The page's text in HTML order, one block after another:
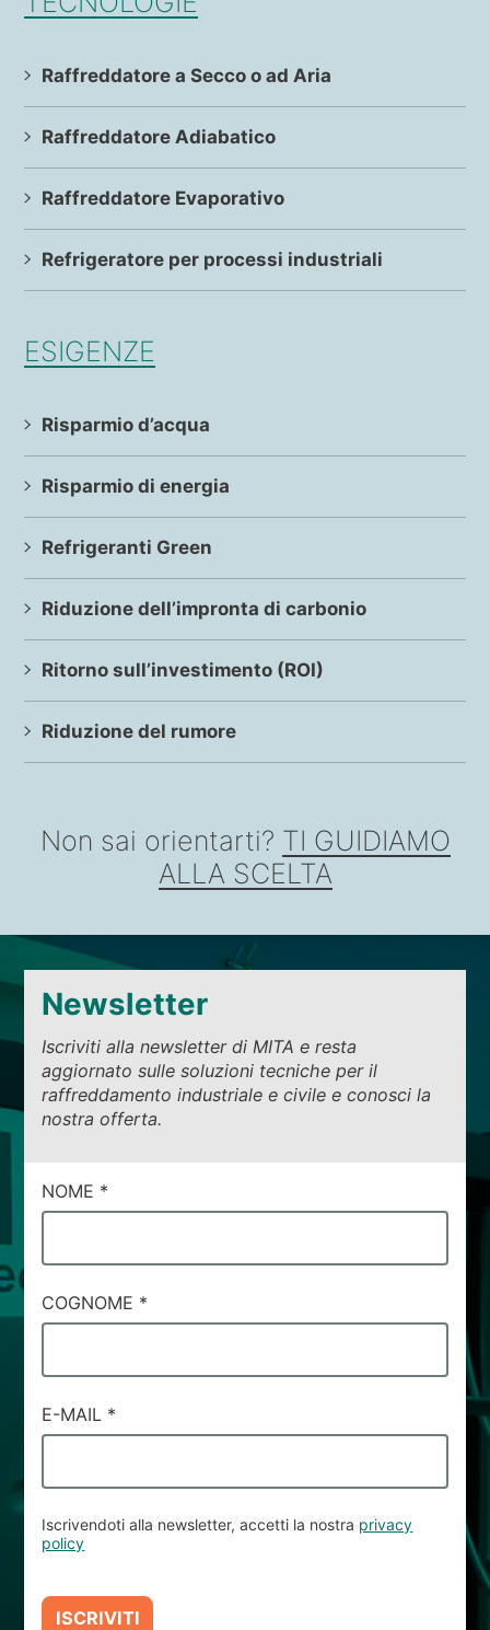
Raffreddatore a Secco o ad Aria
Raffreddatore Adiabatico
Raffreddatore Evaporativo
Refrigeratore per processi industriali
ESIGENZE
Risparmio d’acqua
Risparmio di energia
Refrigeranti Green
Riduzione dell’impronta di carbonio
Ritorno sull’investimento (ROI)
Riduzione del rumore
Non sai orientarti? TI GUIDIAMO
ALLA SCELTA
Newsletter
Iscriviti alla newsletter di MITA e resta
aggiornato sulle soluzioni tecniche per il
raffreddamento industriale e civile e conosci la
nostra offerta.
CAMPI
DI
NOME *
COGNOME *
E-MAIL *
Iscrivendoti alla newsletter, accetti la nostra privacy
policy
ISCRIVITI